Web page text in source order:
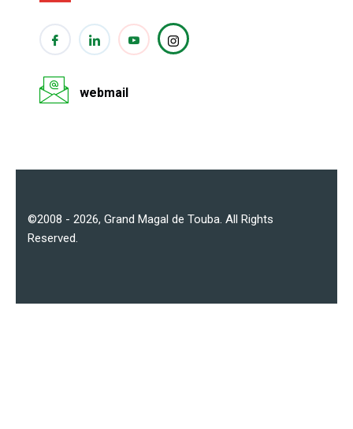
webmail
©2008 - 2026, Grand Magal de Touba . All Rights
Reserved.